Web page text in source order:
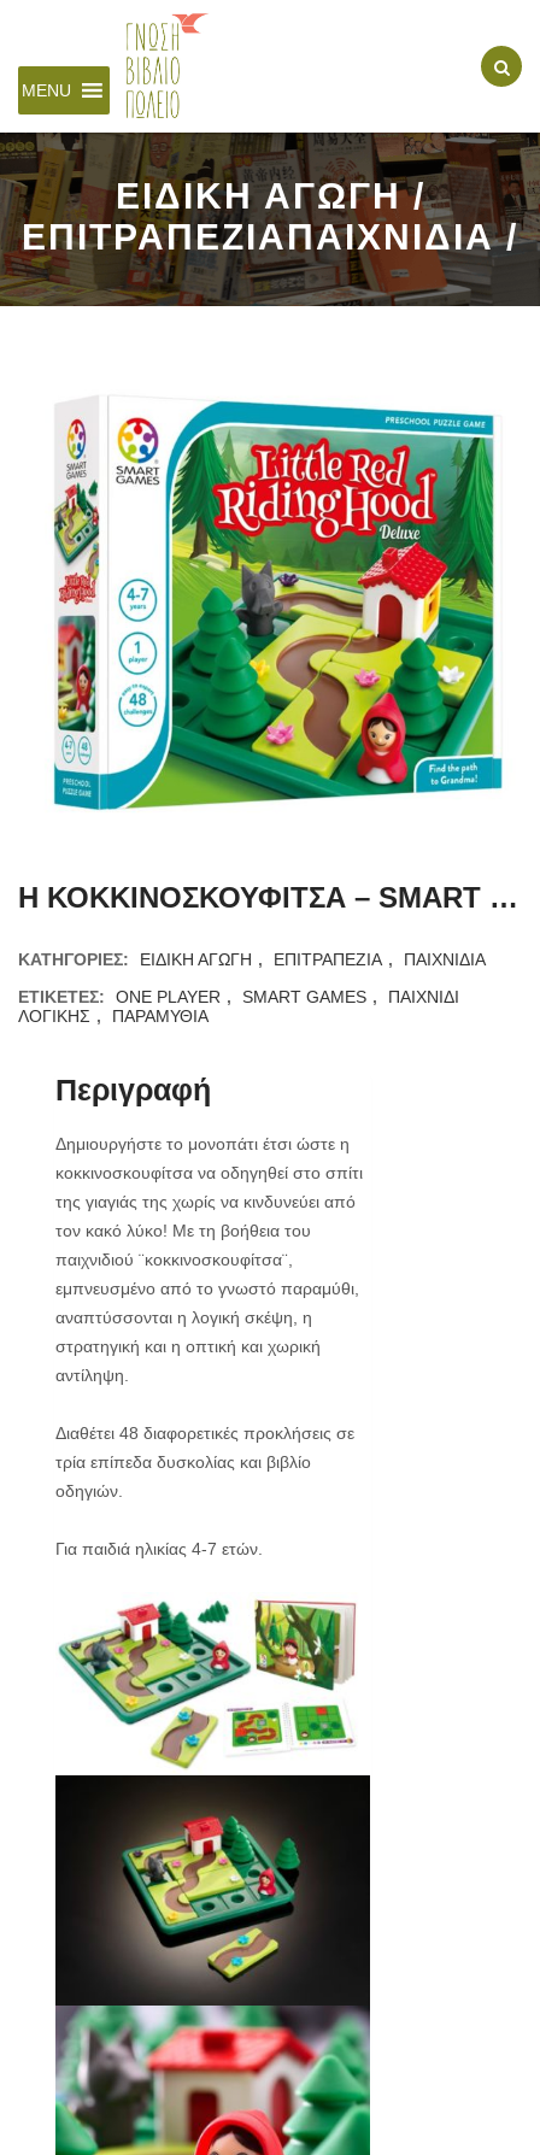
MENU
ΕΙΔΙΚΗ ΑΓΩΓΗ /
ΕΠΙΤΡΑΠΕΖΙΑΠΑΙΧΝΙΔΙΑ /
Η ΚΟΚΚΙΝΟΣΚΟΥΦΙΤΣΑ – SMART GAMES
ΚΑΤΗΓΟΡΊΕΣ: ΕΙΔΙΚΗ ΑΓΩΓΗ , ΕΠΙΤΡΑΠΕΖΙΑ ,
ΠΑΙΧΝΙΔΙΑ
ΕΤΙΚΈΤΕΣ:
ONE PLAYER , SMART GAMES ,
ΠΑΙΧΝΙΔΙ
ΛΟΓΙΚΗΣ , ΠΑΡΑΜΥΘΙΑ
Περιγραφή
Δημιουργήστε το μονοπάτι έτσι ώστε η
κοκκινοσκουφίτσα να οδηγηθεί στο σπίτι
της γιαγιάς της χωρίς να κινδυνεύει από
τον κακό λύκο! Με τη βοήθεια του
παιχνιδιού ¨κοκκινοσκουφίτσα¨,
εμπνευσμένο από το γνωστό παραμύθι,
αναπτύσσονται η λογική σκέψη, η
στρατηγική και η οπτική και χωρική
αντίληψη.
Διαθέτει 48 διαφορετικές προκλήσεις σε
τρία επίπεδα δυσκολίας και βιβλίο
οδηγιών.
Για παιδιά ηλικίας 4-7 ετών.